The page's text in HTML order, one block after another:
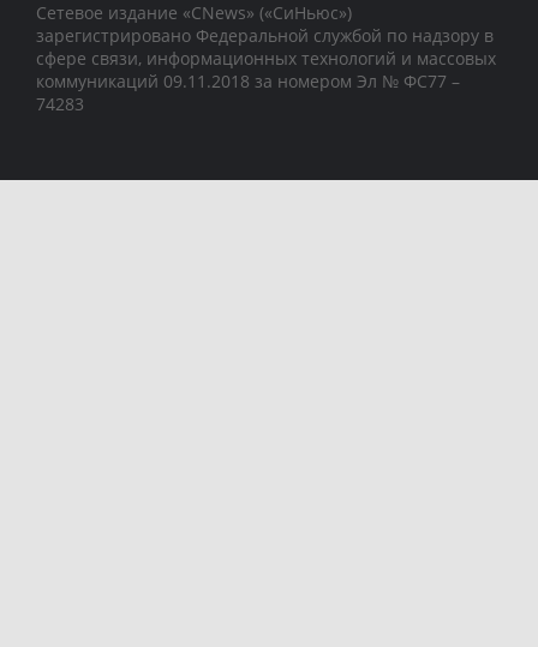
Сетевое издание «CNews» («СиНьюс»)
зарегистрировано Федеральной службой по надзору в
сфере связи, информационных технологий и массовых
коммуникаций 09.11.2018 за номером Эл № ФС77 –
74283